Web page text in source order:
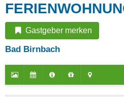
Gastgeber merken
Bad Birnbach